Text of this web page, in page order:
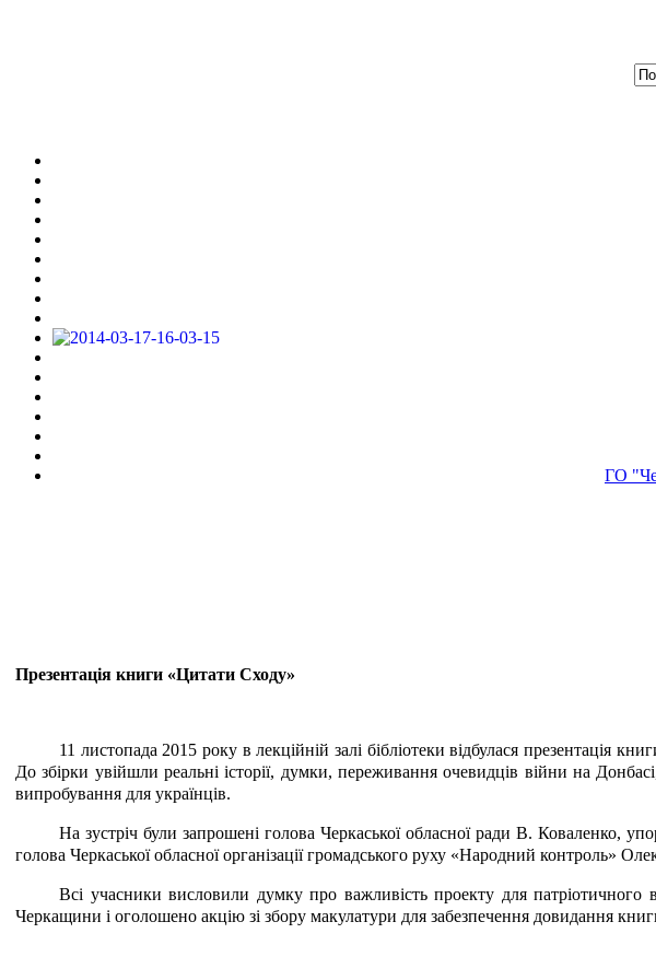
ГО
Презентація книги «Цитати Сходу»
11 листопада 2015 року в лекційній залі бібліотеки відбулася презентація
До збірки увійшли реальні історії, думки, переживання очевидців війни на
випробування для українців.
На зустріч були запрошені голова Черкаської обласної ради В. Коваленко,
голова Черкаської обласної організації громадського руху «Народний контроль»
Всі учасники висловили думку про важливість проекту для патріотичного
Черкащини і оголошено акцію зі збору макулатури для забезпечення довидання